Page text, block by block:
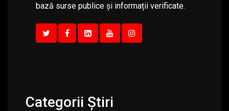
bază surse publice și informații verificate.
Categorii Știri